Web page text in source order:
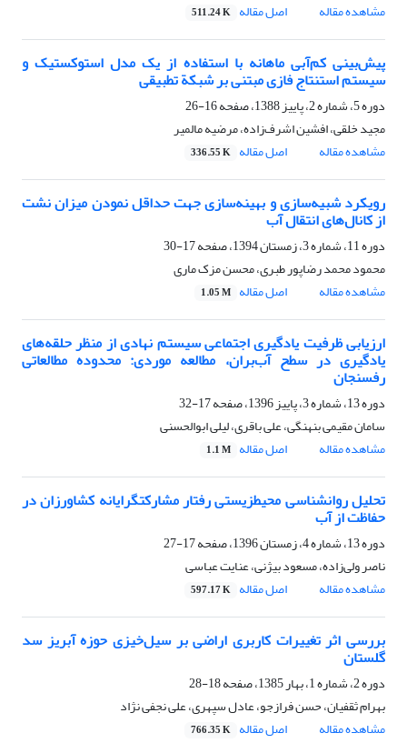
مشاهده مقاله
اصل مقاله 511.24 K
پیش‌بینی کم‌آبی‌ ماهانه با استفاده از یک مدل استوکستیک و
سیستم استنتاج فازی مبتنی بر شبکة تطبیقی
دوره 5، شماره 2، پاییز 1388، صفحه
16-26
مجید خلقی، افشین اشرف‌زاده، مرضیه مالمیر
مشاهده مقاله
اصل مقاله 336.55 K
رویکرد شبیه‌سازی و بهینه‌سازی جهت حداقل نمودن میزان نشت
از کانال‌های انتقال آب
دوره 11، شماره 3، زمستان 1394، صفحه
17-30
محمود محمد رضاپور طبری، محسن مزک ماری
مشاهده مقاله
اصل مقاله 1.05 M
ارزیابی ظرفیت یادگیری اجتماعی سیستم نهادی از منظر حلقه‌های
یادگیری در سطح آب‌بران، مطالعه موردی: محدوده مطالعاتی
رفسنجان
دوره 13، شماره 3، پاییز 1396، صفحه
17-32
سامان مقیمی بنهنگی، علی باقری، لیلی ابوالحسنی
مشاهده مقاله
اصل مقاله 1.1 M
تحلیل روانشناسی محیط‏زیستی رفتار مشارکت‎گرایانه کشاورزان در
حفاظت از آب
دوره 13، شماره 4، زمستان 1396، صفحه
17-27
ناصر ولی‌زاده، مسعود بیژنی، عنایت عباسی
مشاهده مقاله
اصل مقاله 597.17 K
بررسی اثر تغییرات کاربری اراضی بر سیل‌خیزی حوزه آبریز سد
گلستان
دوره 2، شماره 1، بهار 1385، صفحه
18-28
بهرام ثقفیان، حسن فرازجو، عادل سپهری، علی نجفی نژاد
مشاهده مقاله
اصل مقاله 766.35 K